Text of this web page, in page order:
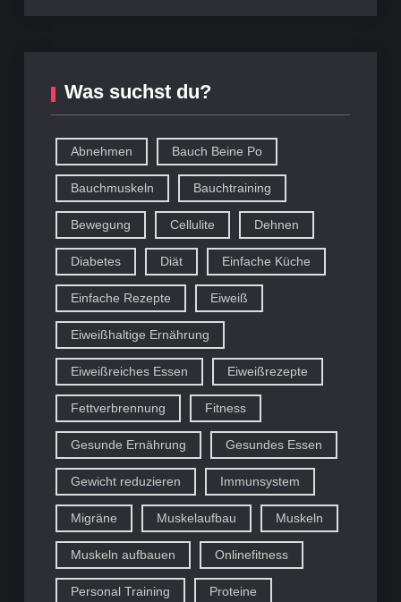
Was suchst du?
Abnehmen Bauch Beine Po
Bauchmuskeln Bauchtraining
Bewegung Cellulite Dehnen
Diabetes Diät Einfache Küche
Einfache Rezepte Eiweiß
Eiweißhaltige Ernährung
Eiweißreiches Essen Eiweißrezepte
Fettverbrennung Fitness
Gesunde Ernährung Gesundes Essen
Gewicht reduzieren Immunsystem
Migräne Muskelaufbau Muskeln
Muskeln aufbauen Onlinefitness
Personal Training Proteine